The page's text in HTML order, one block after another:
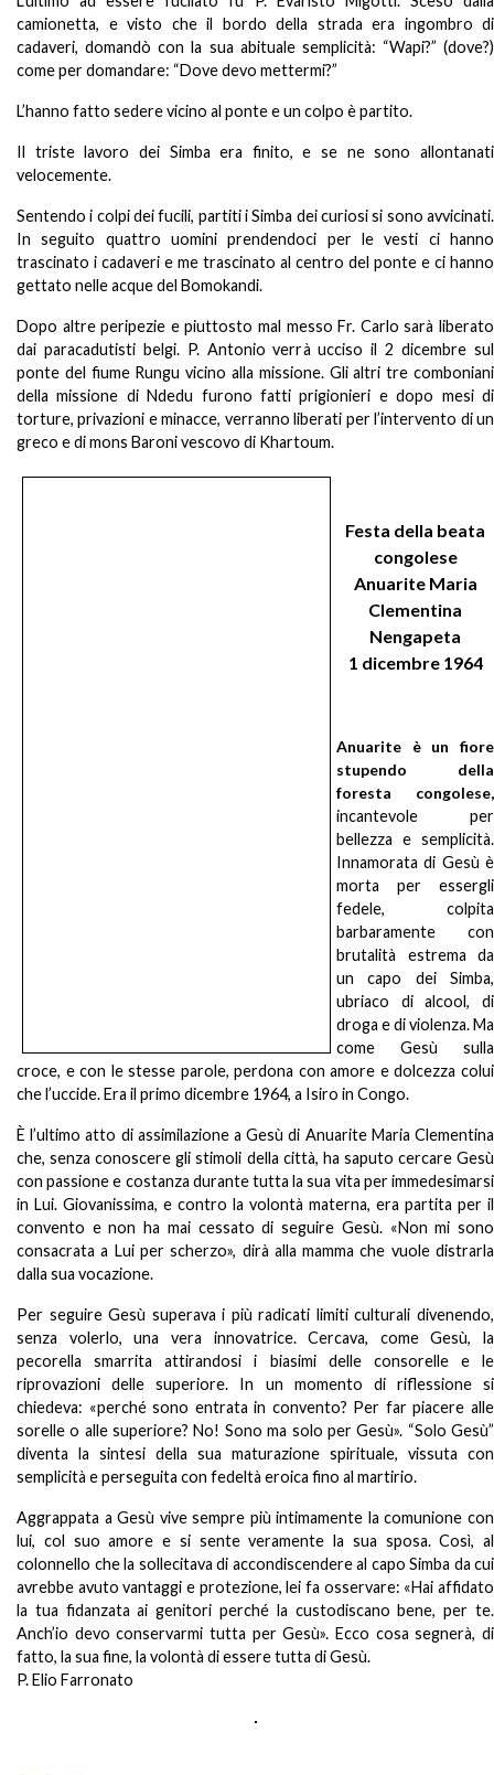
camionetta, e visto che il bordo della strada era ingombro di
cadaveri, domandò con la sua abituale semplicità: “Wapi?” (dove?)
come per domandare: “Dove devo mettermi?”
L’hanno fatto sedere vicino al ponte e un colpo è partito.
Il triste lavoro dei Simba era finito, e se ne sono allontanati
velocemente.
Sentendo i colpi dei fucili, partiti i Simba dei curiosi si sono avvicinati.
In seguito quattro uomini prendendoci per le vesti ci hanno
trascinato i cadaveri e me trascinato al centro del ponte e ci hanno
gettato nelle acque del Bomokandi.
Dopo altre peripezie e piuttosto mal messo Fr. Carlo sarà liberato
dai paracadutisti belgi. P. Antonio verrà ucciso il 2 dicembre sul
ponte del fiume Rungu vicino alla missione. Gli altri tre comboniani
della missione di Ndedu furono fatti prigionieri e dopo mesi di
torture, privazioni e minacce, verranno liberati per l’intervento di un
greco e di mons Baroni vescovo di Khartoum.
Festa della beata
congolese
Anuarite Maria
Clementina
Nengapeta
1 dicembre 1964
Anuarite è un fiore
stupendo della
foresta congolese,
incantevole per
bellezza e semplicità.
Innamorata di Gesù è
morta per essergli
fedele, colpita
barbaramente con
brutalità estrema da
un capo dei Simba,
ubriaco di alcool, di
droga e di violenza. Ma
come Gesù sulla
croce, e con le stesse parole, perdona con amore e dolcezza colui
che l’uccide. Era il primo dicembre 1964, a Isiro in Congo.
È l’ultimo atto di assimilazione a Gesù di Anuarite Maria Clementina
che, senza conoscere gli stimoli della città, ha saputo cercare Gesù
con passione e costanza durante tutta la sua vita per immedesimarsi
in Lui. Giovanissima, e contro la volontà materna, era partita per il
convento e non ha mai cessato di seguire Gesù. «Non mi sono
consacrata a Lui per scherzo», dirà alla mamma che vuole distrarla
dalla sua vocazione.
Per seguire Gesù superava i più radicati limiti culturali divenendo,
senza volerlo, una vera innovatrice. Cercava, come Gesù, la
pecorella smarrita attirandosi i biasimi delle consorelle e le
riprovazioni delle superiore. In un momento di riflessione si
chiedeva: «perché sono entrata in convento? Per far piacere alle
sorelle o alle superiore? No! Sono ma solo per Gesù». “Solo Gesù”
diventa la sintesi della sua maturazione spirituale, vissuta con
semplicità e perseguita con fedeltà eroica fino al martirio.
Aggrappata a Gesù vive sempre più intimamente la comunione con
lui, col suo amore e si sente veramente la sua sposa. Così, al
colonnello che la sollecitava di accondiscendere al capo Simba da cui
avrebbe avuto vantaggi e protezione, lei fa osservare: «Hai affidato
la tua fidanzata ai genitori perché la custodiscano bene, per te.
Anch’io devo conservarmi tutta per Gesù». Ecco cosa segnerà, di
fatto, la sua fine, la volontà di essere tutta di Gesù.
P. Elio Farronato